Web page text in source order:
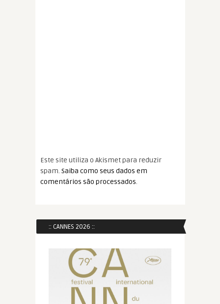
Este site utiliza o Akismet para reduzir
spam. Saiba como seus dados em
comentários são processados.
:: CANNES 2026 ::